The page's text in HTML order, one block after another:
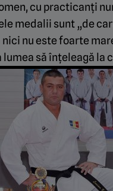
cu practicanți
medalii sunt „de
nu este foarte
să înțeleagă la